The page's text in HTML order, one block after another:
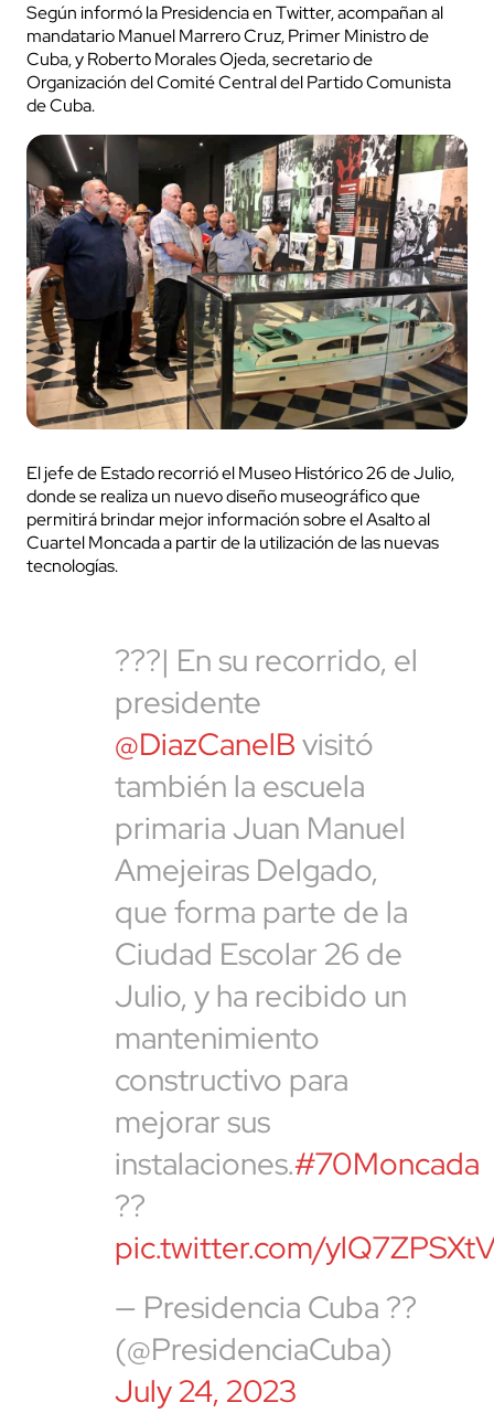
Según informó la Presidencia en Twitter, acompañan al
mandatario Manuel Marrero Cruz, Primer Ministro de
Cuba, y Roberto Morales Ojeda, secretario de
Organización del Comité Central del Partido Comunista
de Cuba.
El jefe de Estado recorrió el Museo Histórico 26 de Julio,
donde se realiza un nuevo diseño museográfico que
permitirá brindar mejor información sobre el Asalto al
Cuartel Moncada a partir de la utilización de las nuevas
tecnologías.
???| En su recorrido, el
presidente
@DiazCanelBvisitó
también la escuela
primaria Juan Manuel
Amejeiras Delgado,
que forma parte de la
Ciudad Escolar 26 de
Julio, y ha recibido un
mantenimiento
constructivo para
mejorar sus
instalaciones.#70Moncada
??
pic.twitter.com/
— Presidencia Cuba ??
(@PresidenciaCuba)
July 24, 2023